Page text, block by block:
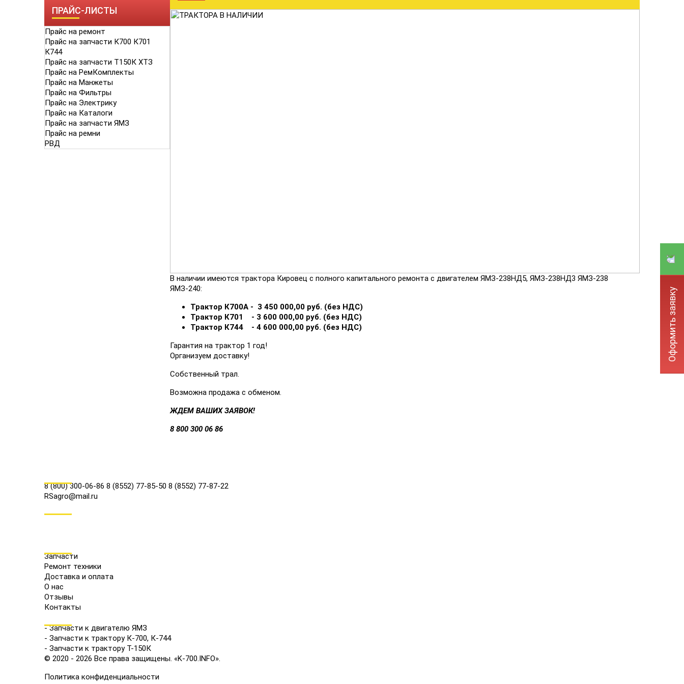
ПРАЙС-ЛИСТЫ
Прайс на ремонт
Прайс на запчасти К700 К701
К744
Прайс на запчасти Т150К ХТЗ
Прайс на РемКомплекты
Прайс на Манжеты
Прайс на Фильтры
Прайс на Электрику
Прайс на Каталоги
Прайс на запчасти ЯМЗ
Прайс на ремни
РВД
В наличии имеются трактора Кировец с полного капитального ремонта с двигателем ЯМЗ-238НД5, ЯМЗ-238НД3 ЯМЗ-238
ЯМЗ-240:
Трактор К700А - 3 450 000,00 руб. (без НДС)
Трактор К701 - 3 600 000,00 руб. (без НДС)
Трактор К744 - 4 600 000,00 руб. (без НДС)
Гарантия на трактор 1 год!
Организуем доставку!
Собственный трал.
Возможна продажа с обменом.
ЖДЕМ ВАШИХ ЗАЯВОК!
8 800 300 06 86
8 (800) 300-06-86 8 (8552) 77-85-50 8 (8552) 77-87-22
RSagro@mail.ru
Запчасти
Ремонт техники
Доставка и оплата
О нас
Отзывы
Контакты
- Запчасти к двигателю ЯМЗ
- Запчасти к трактору К-700, К-744
- Запчасти к трактору Т-150К
© 2020 - 2026 Все права защищены. «K-700.INFO».
Политика конфиденциальности
Оформить заявку